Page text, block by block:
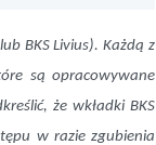
BKS Livius). Każdą z
są opracowywane
że wkładki BKS
w razie zgubienia